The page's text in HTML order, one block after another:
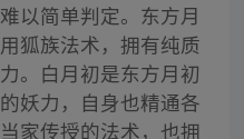
以简单判定。东方月
狐族法术，拥有纯质
。白月初是东方月初
妖力，自身也精通各
家传授的法术，也拥